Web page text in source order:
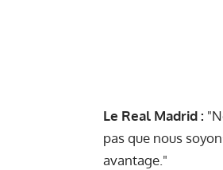
Le Real Madrid :
pas que nous
avantage."